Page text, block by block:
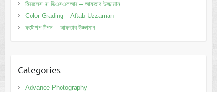
মিররলেস না ডিএসএলআর – আফতাব উজ্জামান
Color Grading – Aftab Uzzaman
ফটোশপ টিপস – আফতাব উজ্জামান
Categories
Advance Photography